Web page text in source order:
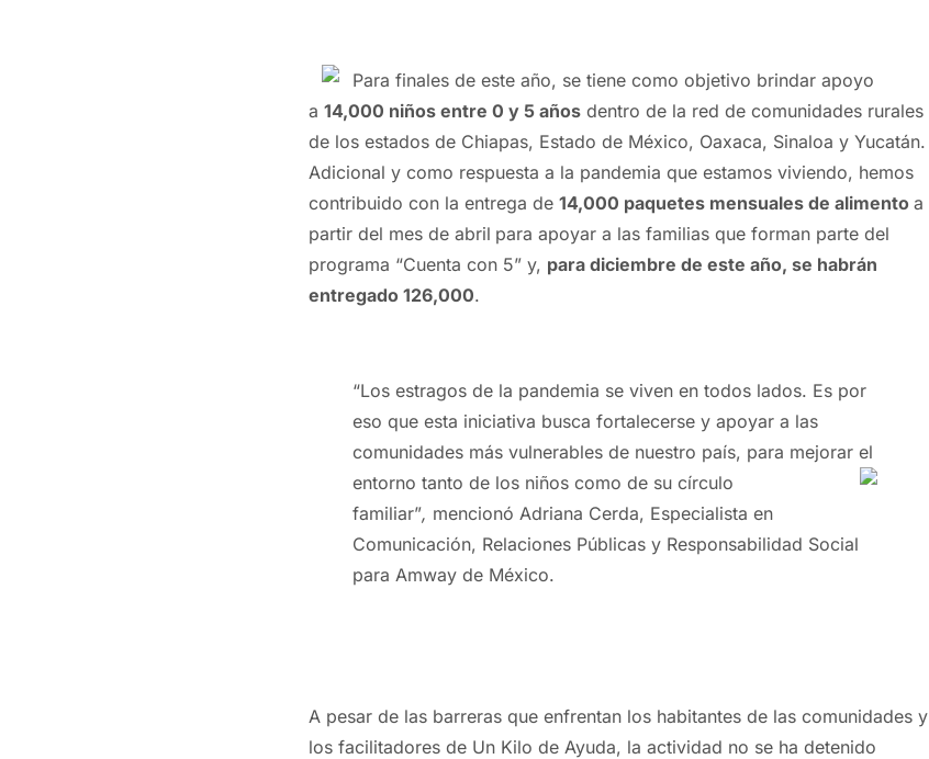
Para finales de este año, se tiene como objetivo brindar apoyo
a 14,000 niños entre 0 y 5 añosdentro de la red de comunidades rurales
de los estados de Chiapas, Estado de México, Oaxaca, Sinaloa y Yucatán.
Adicional y como respuesta a la pandemia que estamos viviendo, hemos
contribuido con la entrega de 14,000 paquetes mensuales de alimento a
partir del mes de abril para apoyar a las familias que forman parte del
programa “Cuenta con 5” y, para diciembre de este año, se habrán
entregado 126,000.
“Los estragos de la pandemia se viven en todos lados. Es por
eso que esta iniciativa busca fortalecerse y apoyar a las
comunidades más vulnerables de nuestro país, para mejorar el
entorno tanto de los niños como de su círculo
familiar”, mencionó Adriana Cerda, Especialista en
Comunicación, Relaciones Públicas y Responsabilidad Social
para Amway de México.
A pesar de las barreras que enfrentan los habitantes de las comunidades y
los facilitadores de Un Kilo de Ayuda, la actividad no se ha detenido